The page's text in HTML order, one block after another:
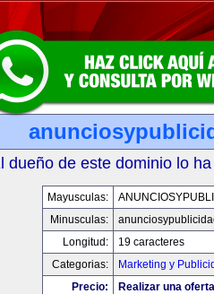
dueño de este dominio lo
Mayusculas:
Minusculas:
Longitud:
19 caracteres
Categorias:
Marketing y
Precio:
Realizar una